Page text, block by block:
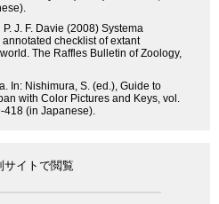
P. J. F. Davie (2008) Systema
annotated checklist of extant
The Raffles Bulletin of Zoology,
In: Nishimura, S. (ed.), Guide to
with Color Pictures and Keys, vol.
418 (in Japanese).
サイトで閲覧